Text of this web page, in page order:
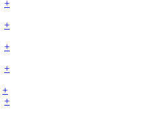
+
+
+
+
+
+